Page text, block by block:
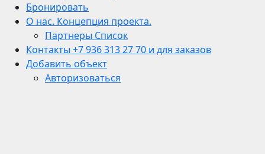
Бронировать
О нас. Концепция проекта.
Партнеры Список
Контакты +7 936 313 27 70 и для заказов
Добавить объект
Авторизоваться